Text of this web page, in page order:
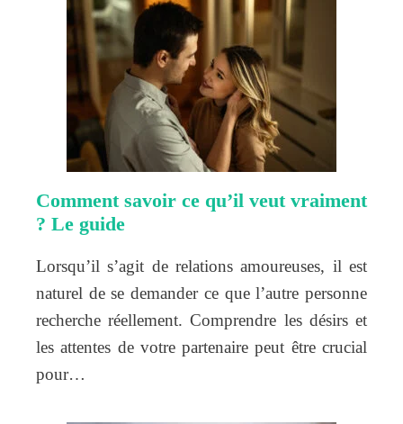
Comment savoir ce qu’il veut vraiment
? Le guide
Lorsqu’il s’agit de relations amoureuses, il est
naturel de se demander ce que l’autre personne
recherche réellement. Comprendre les désirs et
les attentes de votre partenaire peut être crucial
pour…